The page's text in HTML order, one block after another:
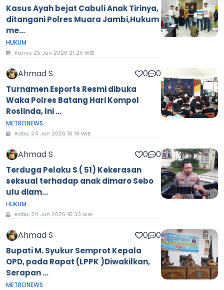
Kasus Ayah bejat Cabuli Anak Tirinya,
ditangani Polres Muara Jambi,Hukum
me...
HUKUM
Kamis, 25 Jun 2026 21:25 WIB
Ahmad S 0 0
Turnamen Esports Resmi dibuka
Waka Polres Batang Hari Kompol
Roslinda, Ini ...
METRONEWS
Rabu, 24 Jun 2026 16:19 WIB
Ahmad S 0 0
Terduga Pelaku S ( 51) Kekerasan
seksual terhadap anak dimaro Sebo
ulu diam...
HUKUM
Rabu, 24 Jun 2026 15:33 WIB
Ahmad S 0 0
Bupati M. Syukur Semprot Kepala
OPD, pada Rapat (LPPK )Diwakilkan,
Serapan ...
METRONEWS